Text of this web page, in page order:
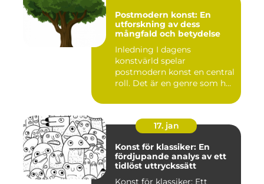
Postmodern konst: En
utforskning av dess
mångfald och betydelse
Inledning I dagens
konstvärld spelar
postmodern konst en central
roll. Det är en genre som har
17. jan
Konst för klassiker: En
fördjupande analys av ett
tidlöst uttryckssätt
Konst för klassiker: Ett